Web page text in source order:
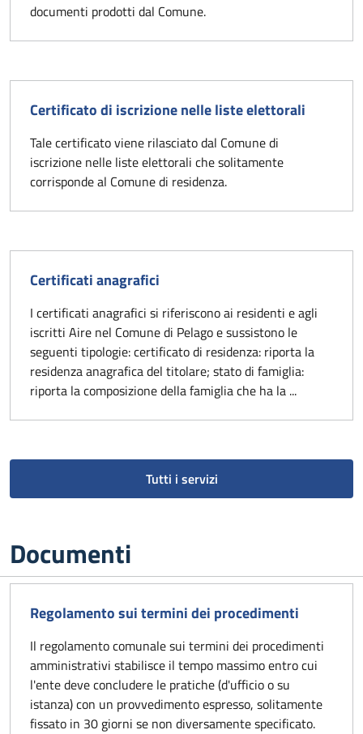
documenti prodotti dal Comune.
Certificato di iscrizione nelle liste elettorali
Tale certificato viene rilasciato dal Comune di
iscrizione nelle liste elettorali che solitamente
corrisponde al Comune di residenza.
Certificati anagrafici
I certificati anagrafici si riferiscono ai residenti e agli
iscritti Aire nel Comune di Pelago e sussistono le
seguenti tipologie: certificato di residenza: riporta la
residenza anagrafica del titolare; stato di famiglia:
riporta la composizione della famiglia che ha la ...
Tutti i servizi
Documenti
Regolamento sui termini dei procedimenti
Il regolamento comunale sui termini dei procedimenti
amministrativi stabilisce il tempo massimo entro cui
l'ente deve concludere le pratiche (d'ufficio o su
istanza) con un provvedimento espresso, solitamente
fissato in 30 giorni se non diversamente specificato.